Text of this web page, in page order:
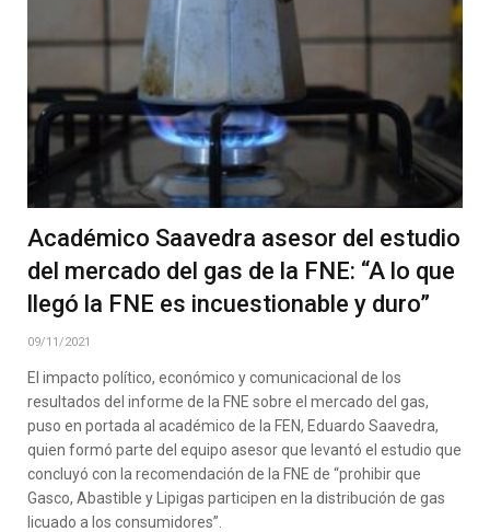
Académico Saavedra asesor del estudio
del mercado del gas de la FNE: “A lo que
llegó la FNE es incuestionable y duro”
09/11/2021
El impacto político, económico y comunicacional de los
resultados del informe de la FNE sobre el mercado del gas,
puso en portada al académico de la FEN, Eduardo Saavedra,
quien formó parte del equipo asesor que levantó el estudio que
concluyó con la recomendación de la FNE de “prohibir que
Gasco, Abastible y Lipigas participen en la distribución de gas
licuado a los consumidores”.